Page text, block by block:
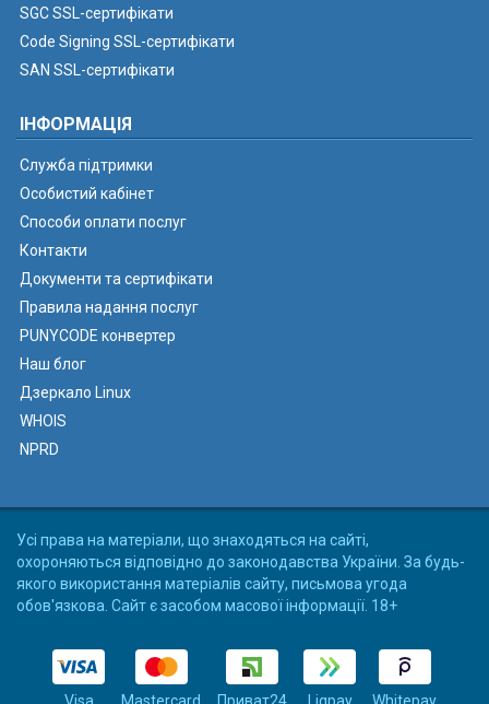
SGC SSL-сертифікати
Code Signing SSL-сертифікати
SAN SSL-сертифікати
ІНФОРМАЦІЯ
Служба підтримки
Особистий кабінет
Способи оплати послуг
Контакти
Документи та сертифікати
Правила надання послуг
PUNYCODE конвертер
Наш блог
Дзеркало Linux
WHOIS
NPRD
Усі права на матеріали, що знаходяться на сайті,
охороняються відповідно до законодавства України. За будь-
якого використання матеріалів сайту, письмова угода
обов'язкова. Сайт є засобом масової інформації. 18+